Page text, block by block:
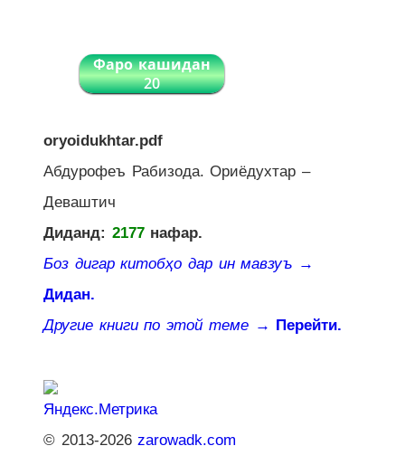
Фаро кашидан
20
oryoidukhtar.pdf
Абдурофеъ Рабизода. Ориёдухтар –
Деваштич
Диданд: 2177нафар.
Боз дигар китобҳо дар ин мавзуъ →
Дидан.
Другие книги по этой теме → Перейти.
© 2013-2026zarowadk.com